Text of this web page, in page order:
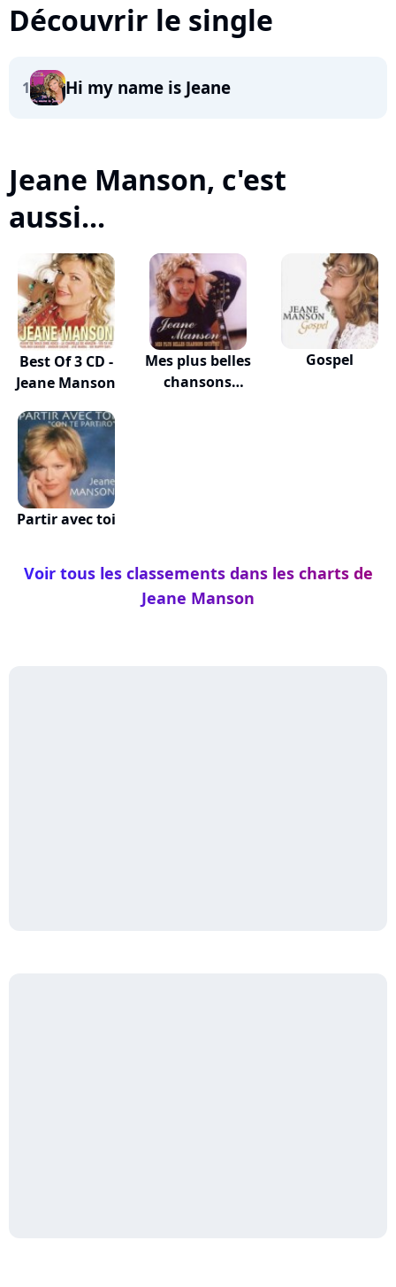
Découvrir le single
1 Hi my name is Jeane
Jeane Manson, c'est
aussi...
Best Of 3 CD -
Jeane Manson
Mes plus belles
chansons
Gospel
Partir avec toi
Voir tous les classements dans les charts de
Jeane Manson